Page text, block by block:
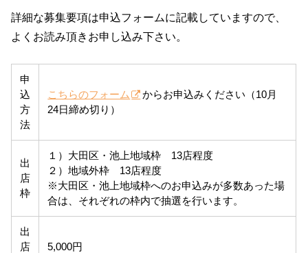
詳細な募集要項は申込フォームに記載していますので、
よくお読み頂きお申し込み下さい。
申
込
方
法
こちらのフォーム
からお申込みください（10月
24日締め切り）
出
店
枠
１）大田区・池上地域枠 13店程度
２）地域外枠 13店程度
※大田区・池上地域枠へのお申込みが多数あった場
合は、それぞれの枠内で抽選を行います。
出
店
5,000円